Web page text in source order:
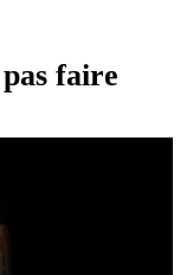
faire